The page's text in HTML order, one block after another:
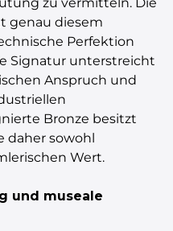
genau diesem
Perfektion
Signatur unterstreicht
Anspruch und
Bronze besitzt
daher sowohl
Wert.
und museale